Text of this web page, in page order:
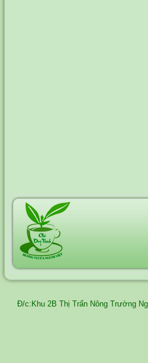
Đ/c:Khu 2B Thị Trấn Nông Trường